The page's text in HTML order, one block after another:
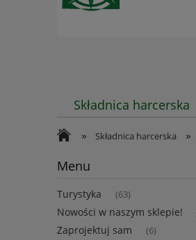
Składnica harcerska
Kontakt
» Składnica harcerska »
Menu
Turystyka (63)
Nowości w naszym sklepie!
Zaprojektuj sam (6)